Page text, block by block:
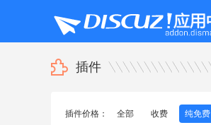
插件
插件价格： 全部 收费 纯免费